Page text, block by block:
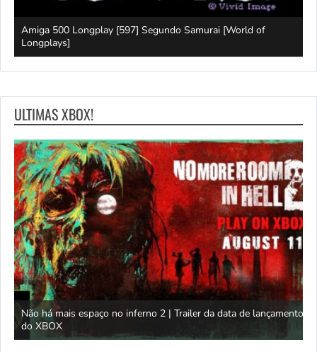
Amiga 500 Longplay [597] Segundo Samurai [World of
Longplays]
ULTIMAS XBOX!
Não há mais espaço no inferno 2 | Trailer da data de lançamento
do XBOX